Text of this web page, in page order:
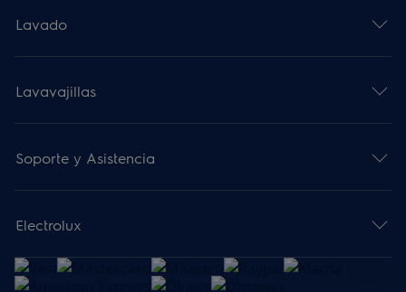
Lavado
Lavavajillas
Soporte y Asistencia
Electrolux